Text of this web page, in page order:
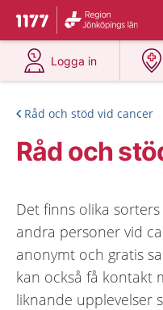
Till startsidan för 1177
Du har valt region
Logga in
på 1177.se
Råd och stöd vid cancer
Råd och
Det finns olika
andra personer vid
anonymt och gratis
kan också få kontakt
liknande upplevelser